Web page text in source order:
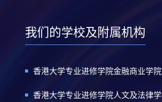
我们的学校及附属机构
香港大学专业进修学院金融商业学院
香港大学专业进修学院人文及法律学